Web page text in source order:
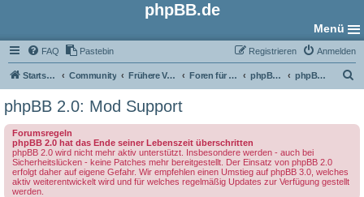
phpBB.de
Menü
FAQ Pastebin Anmelden
Registrieren
Startseite Community Frühere Versionen Foren für phpBB 2.0 phpBB 2.0 Mods phpBB 2.0: Mod Support
phpBB 2.0: Mod Support
Forumsregeln
phpBB 2.0 hat das Ende seiner Lebenszeit überschritten
phpBB 2.0 wird nicht mehr aktiv unterstützt. Insbesondere werden - auch bei
Sicherheitslücken - keine Patches mehr bereitgestellt. Der Einsatz von phpBB 2.0
erfolgt daher auf eigene Gefahr. Wir empfehlen einen Umstieg auf phpBB 3.0, welches
aktiv weiterentwickelt wird und für welches regelmäßig Updates zur Verfügung gestellt
werden.